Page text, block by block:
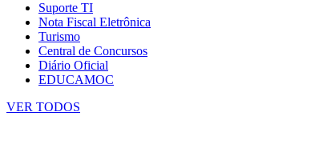
Suporte TI
Nota Fiscal Eletrônica
Turismo
Central de Concursos
Diário Oficial
EDUCAMOC
VER TODOS